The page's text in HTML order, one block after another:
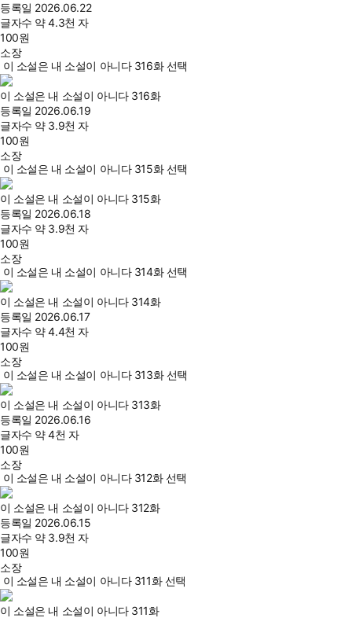
등록일 2026.06.22
글자수 약 4.3천 자
100원
소장
이 소설은 내 소설이 아니다 316화 선택
이 소설은 내 소설이 아니다 316화
등록일 2026.06.19
글자수 약 3.9천 자
100원
소장
이 소설은 내 소설이 아니다 315화 선택
이 소설은 내 소설이 아니다 315화
등록일 2026.06.18
글자수 약 3.9천 자
100원
소장
이 소설은 내 소설이 아니다 314화 선택
이 소설은 내 소설이 아니다 314화
등록일 2026.06.17
글자수 약 4.4천 자
100원
소장
이 소설은 내 소설이 아니다 313화 선택
이 소설은 내 소설이 아니다 313화
등록일 2026.06.16
글자수 약 4천 자
100원
소장
이 소설은 내 소설이 아니다 312화 선택
이 소설은 내 소설이 아니다 312화
등록일 2026.06.15
글자수 약 3.9천 자
100원
소장
이 소설은 내 소설이 아니다 311화 선택
이 소설은 내 소설이 아니다 311화